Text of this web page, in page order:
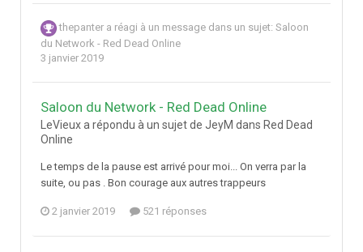
thepanter a réagi à un message dans un sujet: Saloon
du Network - Red Dead Online
3 janvier 2019
Saloon du Network - Red Dead Online
LeVieux a répondu à un sujet de JeyM dans Red Dead
Online
Le temps de la pause est arrivé pour moi... On verra par la
suite, ou pas . Bon courage aux autres trappeurs
2 janvier 2019 521 réponses